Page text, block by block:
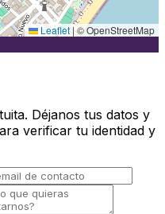
Leaflet|© OpenStreetMap
Déjanos tus datos y
verificar tu identidad y